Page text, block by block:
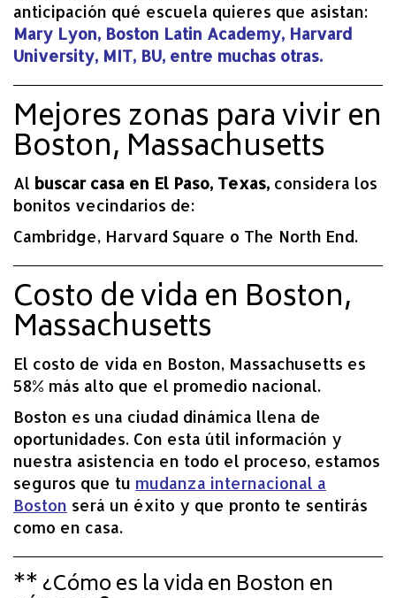
anticipación qué escuela quieres que asistan:
Mary Lyon, Boston Latin Academy, Harvard
University, MIT, BU, entre muchas otras.
Mejores zonas para vivir en
Boston, Massachusetts
Al buscar casa en El Paso, Texas, considera los
bonitos vecindarios de:
Cambridge, Harvard Square o The North End.
Costo de vida en Boston,
Massachusetts
El costo de vida en Boston, Massachusetts es
58% más alto que el promedio nacional.
Boston es una ciudad dinámica llena de
oportunidades. Con esta útil información y
nuestra asistencia en todo el proceso, estamos
seguros que tu mudanza internacional a
Boston será un éxito y que pronto te sentirás
como en casa.
** ¿Cómo es la vida en Boston en